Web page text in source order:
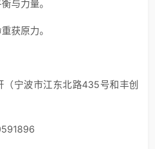
与力量。
获原力。
（宁波市江东北路435号和丰创